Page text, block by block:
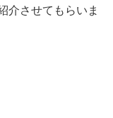
介させてもらいま